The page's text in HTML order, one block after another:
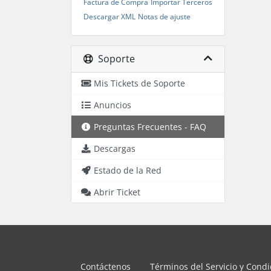
Factura de Compra Importar Terceros
Descargar XML Notas de ajuste
Soporte
Mis Tickets de Soporte
Anuncios
Preguntas Frecuentes - FAQ
Descargas
Estado de la Red
Abrir Ticket
Contáctenos Términos del Servicio y